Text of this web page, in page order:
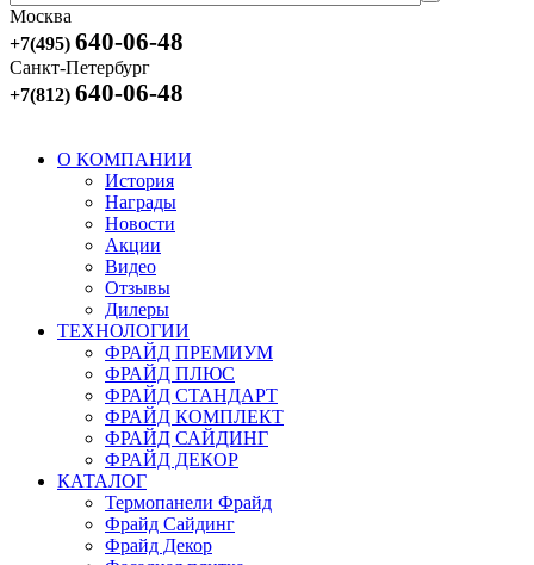
Москва
+7(495) 640-06-48
Санкт-Петербург
+7(812) 640-06-48
О КОМПАНИИ
История
Награды
Новости
Акции
Видео
Отзывы
Дилеры
ТЕХНОЛОГИИ
ФРАЙД ПРЕМИУМ
ФРАЙД ПЛЮС
ФРАЙД СТАНДАРТ
ФРАЙД КОМПЛЕКТ
ФРАЙД САЙДИНГ
ФРАЙД ДЕКОР
КАТАЛОГ
Термопанели Фрайд
Фрайд Сайдинг
Фрайд Декор